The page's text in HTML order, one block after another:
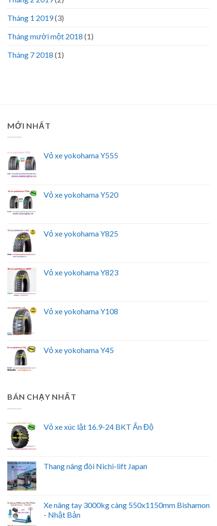
Tháng 1 2019(3)
Tháng mười một 2018 (1)
Tháng 7 2018 (1)
MỚI NHẤT
Vỏ xe yokohama Y555
Vỏ xe yokohama Y520
Vỏ xe yokohama Y825
Vỏ xe yokohama Y823
Vỏ xe yokohama Y108
Vỏ xe yokohama Y45
BÁN CHẠY NHẤT
Vỏ xe xúc lật 16.9-24 BKT Ấn Độ
Thang nâng đôi Nichi-lift Japan
Xe nâng tay 3000kg càng 550x1150mm Bishamon
- Nhật Bản